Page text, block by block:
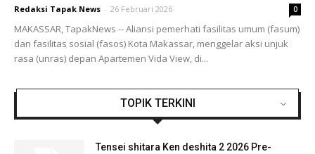
Redaksi Tapak News - 26 Februari 2026 0
MAKASSAR, TapakNews -- Aliansi pemerhati fasilitas umum (fasum)
dan fasilitas sosial (fasos) Kota Makassar, menggelar aksi unjuk
rasa (unras) depan Apartemen Vida View, di...
TOPIK TERKINI
Tensei shitara Ken deshita 2 2026 Pre-